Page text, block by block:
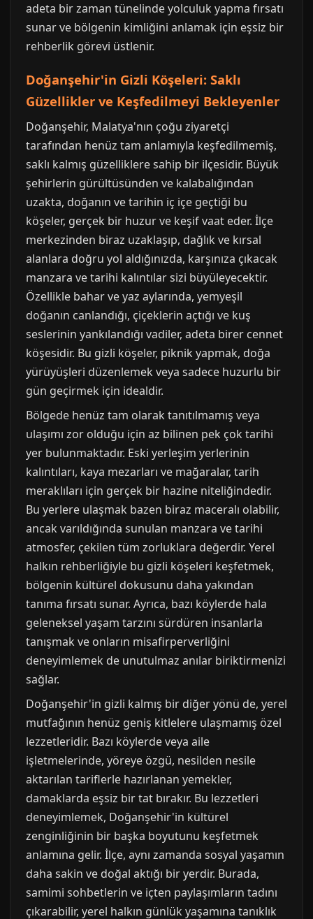
adeta bir zaman tünelinde yolculuk yapma fırsatı
sunar ve bölgenin kimliğini anlamak için eşsiz bir
rehberlik görevi üstlenir.
Doğanşehir'in Gizli Köşeleri: Saklı
Güzellikler ve Keşfedilmeyi Bekleyenler
Doğanşehir, Malatya'nın çoğu ziyaretçi
tarafından henüz tam anlamıyla keşfedilmemiş,
saklı kalmış güzelliklere sahip bir ilçesidir. Büyük
şehirlerin gürültüsünden ve kalabalığından
uzakta, doğanın ve tarihin iç içe geçtiği bu
köşeler, gerçek bir huzur ve keşif vaat eder. İlçe
merkezinden biraz uzaklaşıp, dağlık ve kırsal
alanlara doğru yol aldığınızda, karşınıza çıkacak
manzara ve tarihi kalıntılar sizi büyüleyecektir.
Özellikle bahar ve yaz aylarında, yemyeşil
doğanın canlandığı, çiçeklerin açtığı ve kuş
seslerinin yankılandığı vadiler, adeta birer cennet
köşesidir. Bu gizli köşeler, piknik yapmak, doğa
yürüyüşleri düzenlemek veya sadece huzurlu bir
gün geçirmek için idealdir.
Bölgede henüz tam olarak tanıtılmamış veya
ulaşımı zor olduğu için az bilinen pek çok tarihi
yer bulunmaktadır. Eski yerleşim yerlerinin
kalıntıları, kaya mezarları ve mağaralar, tarih
meraklıları için gerçek bir hazine niteliğindedir.
Bu yerlere ulaşmak bazen biraz maceralı olabilir,
ancak varıldığında sunulan manzara ve tarihi
atmosfer, çekilen tüm zorluklara değerdir. Yerel
halkın rehberliğiyle bu gizli köşeleri keşfetmek,
bölgenin kültürel dokusunu daha yakından
tanıma fırsatı sunar. Ayrıca, bazı köylerde hala
geleneksel yaşam tarzını sürdüren insanlarla
tanışmak ve onların misafirperverliğini
deneyimlemek de unutulmaz anılar biriktirmenizi
sağlar.
Doğanşehir'in gizli kalmış bir diğer yönü de, yerel
mutfağının henüz geniş kitlelere ulaşmamış özel
lezzetleridir. Bazı köylerde veya aile
işletmelerinde, yöreye özgü, nesilden nesile
aktarılan tariflerle hazırlanan yemekler,
damaklarda eşsiz bir tat bırakır. Bu lezzetleri
deneyimlemek, Doğanşehir'in kültürel
zenginliğinin bir başka boyutunu keşfetmek
anlamına gelir. İlçe, aynı zamanda sosyal yaşamın
daha sakin ve doğal aktığı bir yerdir. Burada,
samimi sohbetlerin ve içten paylaşımların tadını
çıkarabilir, yerel halkın günlük yaşamına tanıklık